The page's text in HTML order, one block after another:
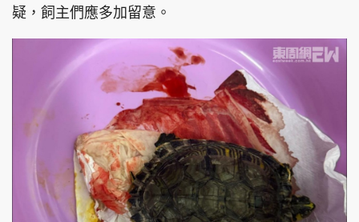
疑，飼主們應多加留意。